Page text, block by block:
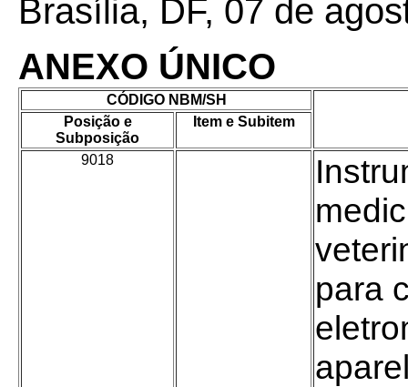
Brasília, DF, 07 de
ANEXO ÚNICO
CÓDIGO NBM/SH
Posição e
Subposição
Item e Subitem
9018
para